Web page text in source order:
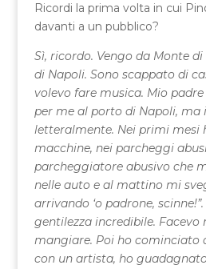
Ricordi la prima volta in cui
davanti a un pubblico?
Sì, ricordo. Vengo da Monte
di Napoli. Sono scappato di
volevo fare musica. Mio
per me al porto di Napoli, ma
letteralmente. Nei primi mesi
macchine, nei parcheggi
parcheggiatore abusivo che
nelle auto e al mattino mi
arrivando ‘o padrone,
gentilezza incredibile. Facevo
mangiare. Poi ho cominciato
con un artista, ho